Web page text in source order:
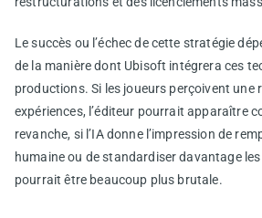
Le succès ou l’échec de cette stratégie
de la manière dont Ubisoft intégrera ces
productions. Si les joueurs perçoivent une
expériences, l’éditeur pourrait apparaître
revanche, si l’IA donne l’impression de
humaine ou de standardiser davantage
pourrait être beaucoup plus brutale.